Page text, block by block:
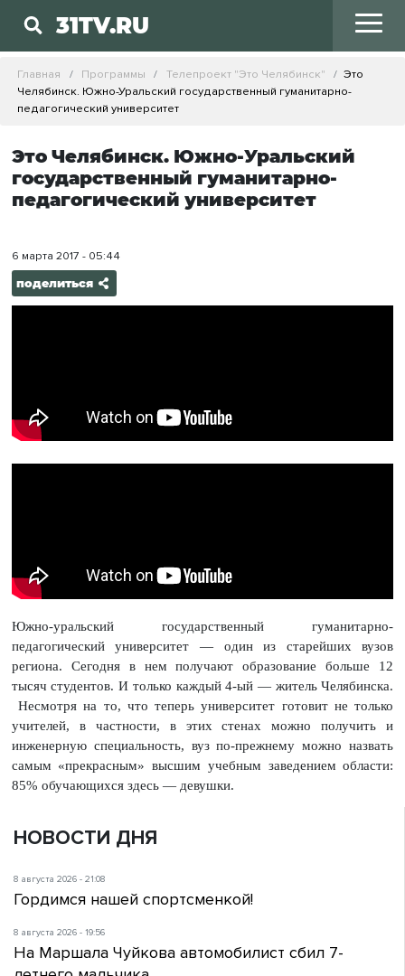
31TV.RU
Главная Программы Телепроект "Это Челябинск"
Это
Челябинск. Южно-Уральский государственный гуманитарно-
педагогический университет
Это Челябинск. Южно-Уральский
государственный гуманитарно-
педагогический университет
6 марта 2017 - 05:44
поделиться
Южно-уральский государственный гуманитарно-
педагогический университет — один из старейших вузов
региона. Сегодня в нем получают образование больше 12
тысяч студентов. И только каждый 4-ый — житель Челябинска.
Несмотря на то, что теперь университет готовит не только
учителей, в частности, в этих стенах можно получить и
инженерную специальность, вуз по-прежнему можно назвать
самым «прекрасным» высшим учебным заведением области:
85% обучающихся здесь — девушки.
НОВОСТИ ДНЯ
8 августа 2026 - 21:08
Гордимся нашей спортсменкой!
8 августа 2026 - 19:56
На Маршала Чуйкова автомобилист сбил 7-